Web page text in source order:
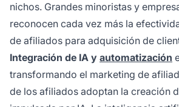
nichos. Grandes minoristas y
reconocen cada vez más la
de afiliados para adquisición de
Integración de IA y automatización
transformando el marketing de
de los afiliados adoptan la creación